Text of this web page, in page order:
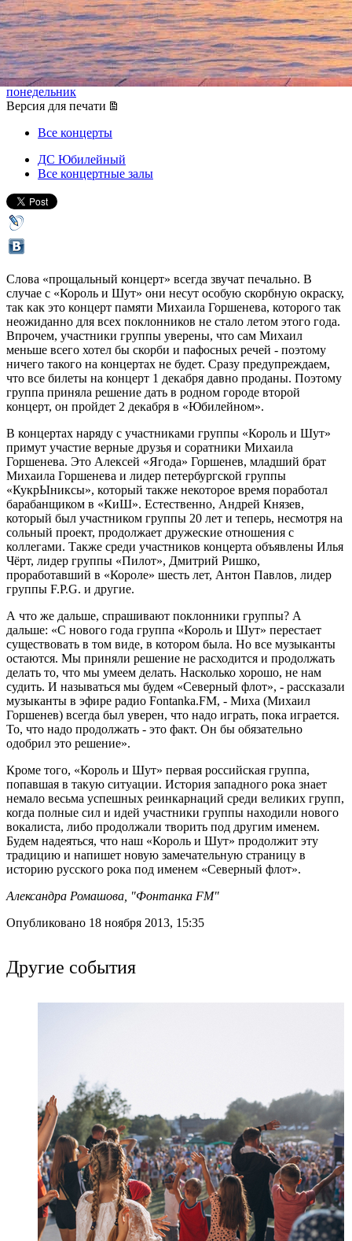
"Короля и Шута" будет
двойным
01 декабря 2013, воскресенье,19.00-02 декабря 2013,
понедельник
Версия для печати
Все концерты
ДС Юбилейный
Все концертные залы
Слова «прощальный концерт» всегда звучат печально. В
случае с «Король и Шут» они несут особую скорбную окраску,
так как это концерт памяти Михаила Горшенева, которого так
неожиданно для всех поклонников не стало летом этого года.
Впрочем, участники группы уверены, что сам Михаил
меньше всего хотел бы скорби и пафосных речей - поэтому
ничего такого на концертах не будет. Сразу предупреждаем,
что все билеты на концерт 1 декабря давно проданы. Поэтому
группа приняла решение дать в родном городе второй
концерт, он пройдет 2 декабря в «Юбилейном».
В концертах наряду с участниками группы «Король и Шут»
примут участие верные друзья и соратники Михаила
Горшенева. Это Алексей «Ягода» Горшенев, младший брат
Михаила Горшенева и лидер петербургской группы
«КукрЫниксы», который также некоторое время поработал
барабанщиком в «КиШ». Естественно, Андрей Князев,
который был участником группы 20 лет и теперь, несмотря на
сольный проект, продолжает дружеские отношения с
коллегами. Также среди участников концерта объявлены Илья
Чёрт, лидер группы «Пилот», Дмитрий Ришко,
проработавший в «Короле» шесть лет, Антон Павлов, лидер
группы F.P.G. и другие.
А что же дальше, спрашивают поклонники группы? А
дальше: «С нового года группа «Король и Шут» перестает
существовать в том виде, в котором была. Но все музыканты
остаются. Мы приняли решение не расходится и продолжать
делать то, что мы умеем делать. Насколько хорошо, не нам
судить. И называться мы будем «Северный флот», - рассказали
музыканты в эфире радио Fontanka.FM, - Миха (Михаил
Горшенев) всегда был уверен, что надо играть, пока играется.
То, что надо продолжать - это факт. Он бы обязательно
одобрил это решение».
Кроме того, «Король и Шут» первая российская группа,
попавшая в такую ситуации. История западного рока знает
немало весьма успешных реинкарнаций среди великих групп,
когда полные сил и идей участники группы находили нового
вокалиста, либо продолжали творить под другим именем.
Будем надеяться, что наш «Король и Шут» продолжит эту
традицию и напишет новую замечательную страницу в
историю русского рока под именем «Северный флот».
Александра Ромашова, "Фонтанка FM"
Опубликовано 18 ноября 2013, 15:35
Другие события